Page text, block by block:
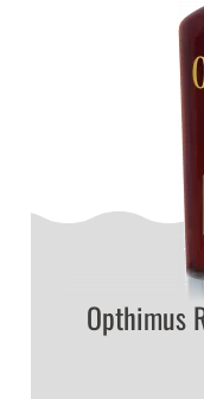
Opthimus